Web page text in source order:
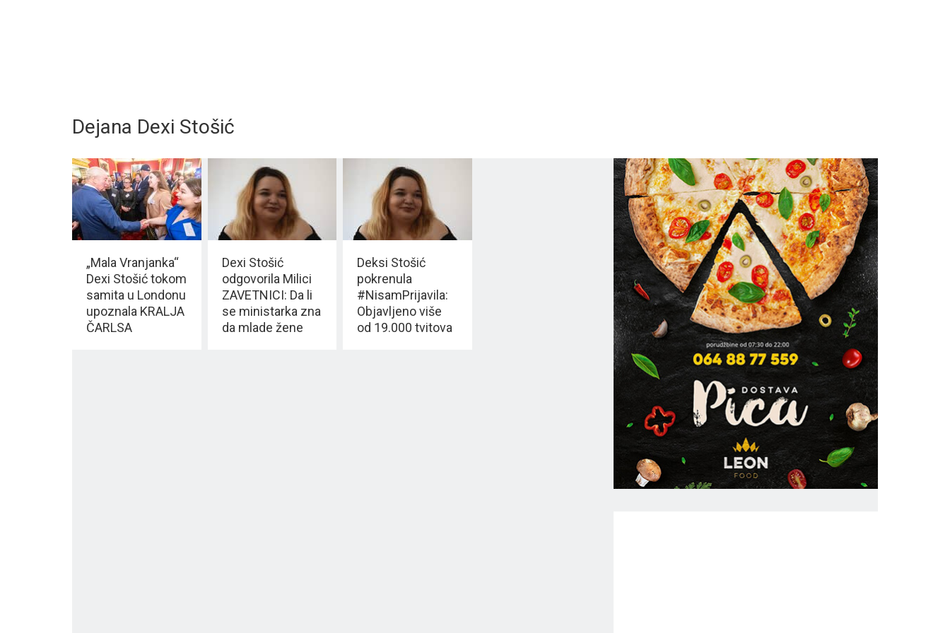
Dejana Dexi Stošić
„Mala Vranjanka“
Dexi Stošić tokom
samita u Londonu
upoznala KRALJA
ČARLSA
Dexi Stošić
odgovorila Milici
ZAVETNICI: Da li
se ministarka zna
da mlade žene
Deksi Stošić
pokrenula
#NisamPrijavila:
Objavljeno više
od 19.000 tvitova